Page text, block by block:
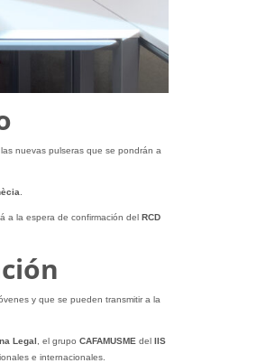
nuevas pulseras que se pondrán a
.
a la espera de confirmación del RCD
y que se pueden transmitir a la
Legal, el grupo CAFAMUSMEdelIIS
e internacionales.